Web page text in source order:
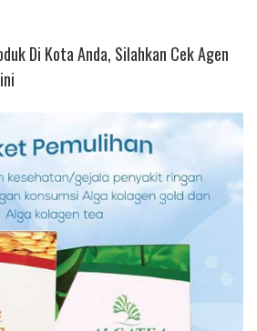
Di Kota Anda, Silahkan Cek Agen